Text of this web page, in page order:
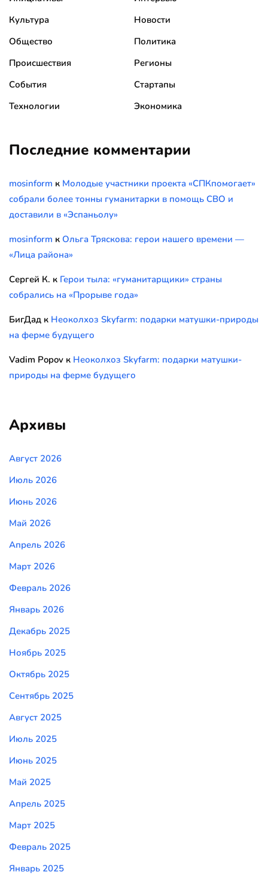
Культура
Новости
Общество
Политика
Происшествия
Регионы
События
Стартапы
Технологии
Экономика
Последние комментарии
mosinform к Молодые участники проекта «СПКпомогает»
собрали более тонны гуманитарки в помощь СВО и
доставили в «Эспаньолу»
mosinform к Ольга Тряскова: герои нашего времени —
«Лица района»
Сергей К. к Герои тыла: «гуманитарщики» страны
собрались на «Прорыве года»
БигДад к Неоколхоз Skyfarm: подарки матушки-природы
на ферме будущего
Vadim Popov к Неоколхоз Skyfarm: подарки матушки-
природы на ферме будущего
Архивы
Август 2026
Июль 2026
Июнь 2026
Май 2026
Апрель 2026
Март 2026
Февраль 2026
Январь 2026
Декабрь 2025
Ноябрь 2025
Октябрь 2025
Сентябрь 2025
Август 2025
Июль 2025
Июнь 2025
Май 2025
Апрель 2025
Март 2025
Февраль 2025
Январь 2025